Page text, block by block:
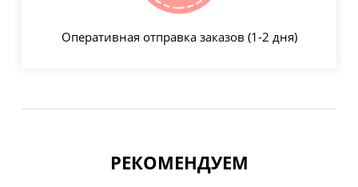
Оперативная отправка заказов (1-2 дня)
РЕКОМЕНДУЕМ